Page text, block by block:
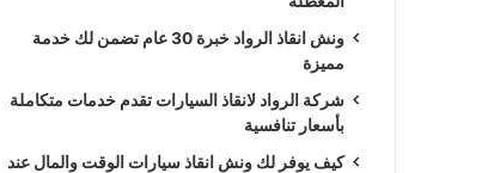
ونش انقاذ الرواد خبرة 30 عام تضمن لك خدمة
مميزة
شركة الرواد لانقاذ السيارات تقدم خدمات متكاملة
بأسعار تنافسية
كيف يوفر لك ونش انقاذ سيارات الوقت والمال عند